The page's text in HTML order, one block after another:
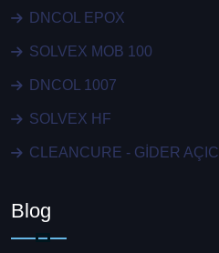
DNCOL EPOX
SOLVEX MOB 100
DNCOL 1007
SOLVEX HF
CLEANCURE - GİDER AÇICI
Blog